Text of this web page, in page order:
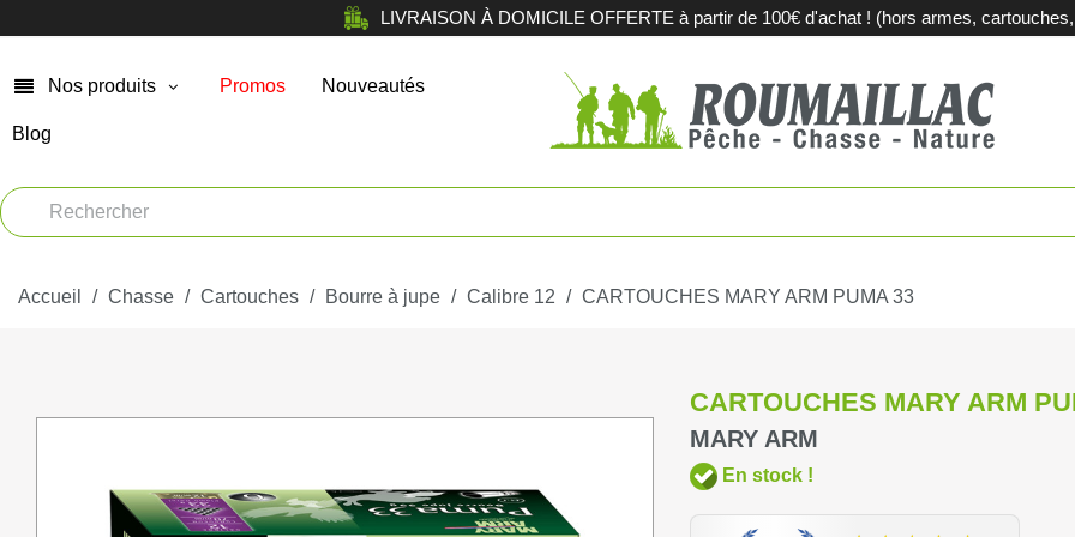
LIVRAISON À DOMICILE OFFERTE à partir de 100€ d'achat ! (hors armes,
Nos produits
Atelier
Tir Sportif
Munitions métalliques
Optiques Acier et
Promos Nouveautés
Blog
Accueil Chasse Cartouches Bourre à jupe Calibre 12 CARTOUCHES MARY ARM PUMA 33
CARTOUCHES MARY ARM
MARY ARM
En stock !